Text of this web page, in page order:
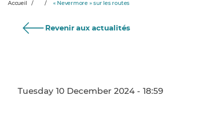
Accueil / / « Nevermore » sur les routes
Revenir aux actualités
Tuesday 10 December 2024 - 18:59